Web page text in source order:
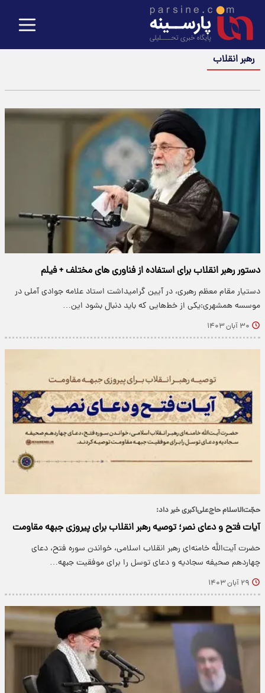
رهبر انقلاب
دستور رهبر انقلاب برای استفاده از فناوری های مختلف + فیلم
دستیار مقام معظم رهبری، در آیین گرامیداشت استاد علامه جوادی آملی در
موسسه همشهری:یکی از خط‌هایی که باید دنبال بشود این…
۳۰ آبان ۱۴۰۳
حجّت‌الاسلام حاج‌علی‌اکبری خبر داد:
آیات فتح و دعای نصر؛ توصیه رهبر انقلاب برای پیروزی جبهه مقاومت
حضرت آیت‌الله خامنه‌ای رهبر انقلاب اسلامی، خواندن سوره فتح، دعای
چهاردهم صحیفه سجادیه و دعای توسل را برای موفقیت جبهه…
۲۹ آبان ۱۴۰۳